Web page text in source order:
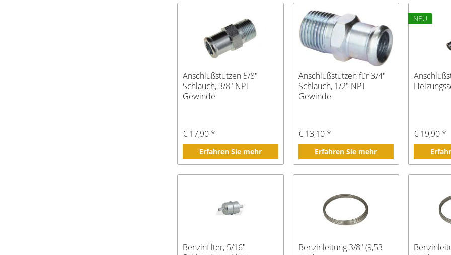
Anschlußstutzen 5/8"
Schlauch, 3/8" NPT
Gewinde
€ 17,90 *
Erfahren Sie mehr
Anschlußstutzen für 3/4"
Schlauch, 1/2" NPT
Gewinde
€ 13,10 *
Erfahren Sie mehr
NEU
€ 19,90 *
Benzinfilter, 5/16"
Benzinleitung 3/8" (9,53